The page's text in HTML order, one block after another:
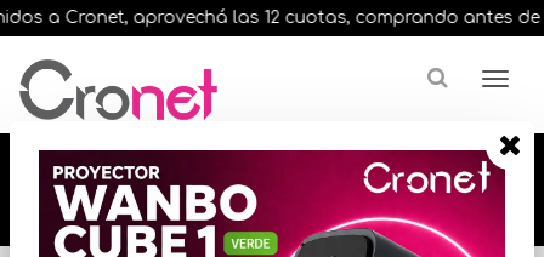
a Cronet, aprovechá las 12 cuotas, comprando antes de
🔥🔥🔥 12 cuotas, en todos nuestros artículos,
comprando antes de las 13 hrs. envíos en el
día 🔥🔥🔥